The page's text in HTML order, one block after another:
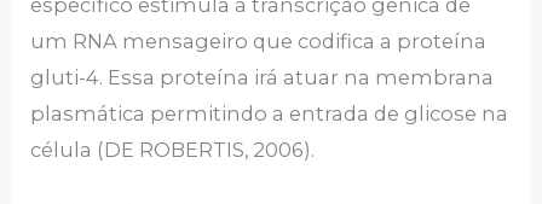
um RNA mensageiro que codifica a proteína
gluti-4. Essa proteína irá atuar na membrana
plasmática permitindo a entrada de glicose na
célula (DE ROBERTIS, 2006).